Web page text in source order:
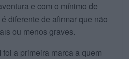
e com o mínimo de
diferente de afirmar que não
ou menos graves.
a primeira marca a quem